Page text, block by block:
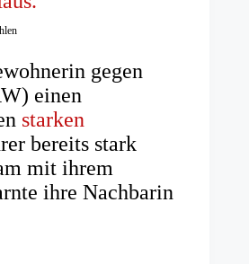
gegen
einen
starken
bereits stark
mit ihrem
ihre Nachbarin